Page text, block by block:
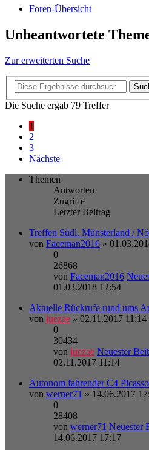
Foren-Übersicht
Unbeantwortete
Zur erweiterten Suche
Die Suche ergab 79 Treffer
1
2
3
Nächste
Themen
Antworten
Zugriffe
Letzter Beitrag
Treffen Südl. Münsterland /
von Faceman2016 »
0
26868
von Faceman2016
01.03.2018 12:54
Aktuelle Rückrufe rund ums
von juezae » 02.11.2017
0
30434
von juezae Neuester
02.11.2017 11:14
Autonom fahrender C4 Picasso
von werner71 » 14.06.2017
0
28408
von werner71 Neuester
14.06.2017 17:17